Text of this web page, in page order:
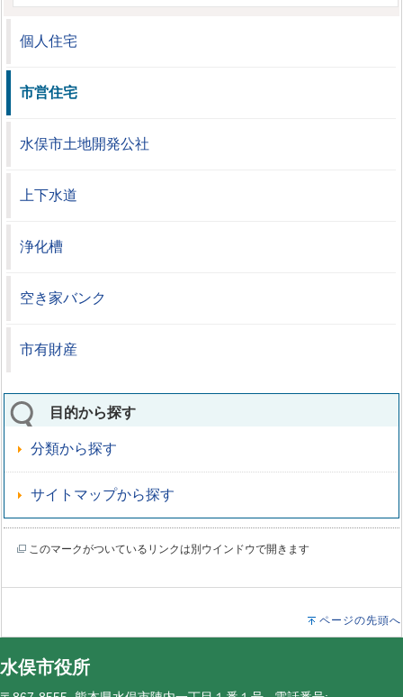
個人住宅
市営住宅
水俣市土地開発公社
上下水道
浄化槽
空き家バンク
市有財産
目的から探す
分類から探す
サイトマップから探す
このマークがついているリンクは別ウインドウで開きます
ページの先頭へ
水俣市役所